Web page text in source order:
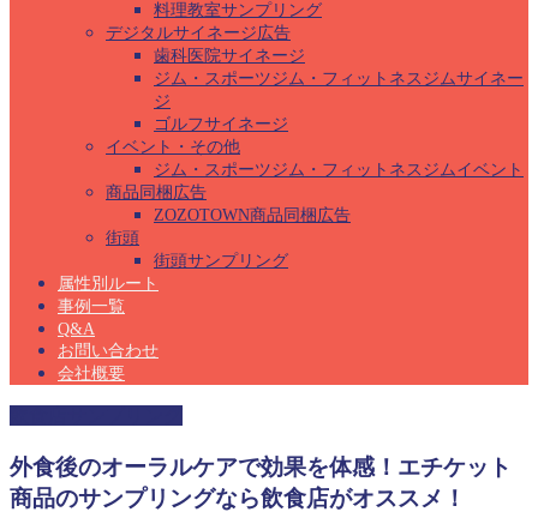
料理教室サンプリング
デジタルサイネージ広告
歯科医院サイネージ
ジム・スポーツジム・フィットネスジムサイネー
ジ
ゴルフサイネージ
イベント・その他
ジム・スポーツジム・フィットネスジムイベント
商品同梱広告
ZOZOTOWN商品同梱広告
街頭
街頭サンプリング
属性別ルート
事例一覧
Q&A
お問い合わせ
会社概要
外食後のオーラルケアで効果を体感！エチケット
商品のサンプリングなら飲食店がオススメ！